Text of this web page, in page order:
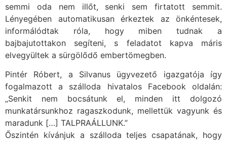
semmi oda nem illőt, senki sem firtatott semmit.
Lényegében automatikusan érkeztek az önkéntesek,
informálódtak róla, hogy miben tudnak a
bajbajutottakon segíteni, s feladatot kapva máris
elvegyültek a sürgölődő embertömegben.
Pintér Róbert, a Silvanus ügyvezető igazgatója így
fogalmazott a szálloda hivatalos Facebook oldalán:
„Senkit nem bocsátunk el, minden itt dolgozó
munkatársunkhoz ragaszkodunk, mellettük vagyunk és
maradunk […] TALPRAÁLLUNK.”
Őszintén kívánjuk a szálloda teljes csapatának, hogy